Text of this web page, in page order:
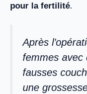
pour la fertilité.
Après
femmes avec
fausses
une